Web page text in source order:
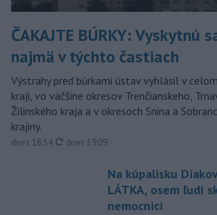
ČAKAJTE BÚRKY: Vyskytnú
najmä v týchto častiach
Výstrahy pred búrkami ústav vyhlásil v
kraji, vo väčšine okresov Trenčianskeho,
Žilinského kraja a v okresoch Snina a
krajiny.
dnes 18:54, aktualizované
dnes 19:09
Na kúpalisku
LÁTKA, osem ľudí
nemocnici